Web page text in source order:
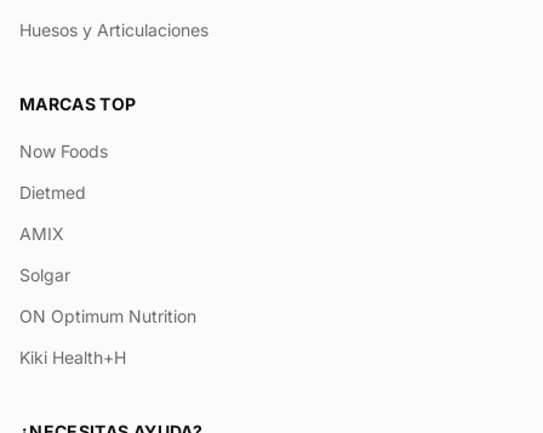
Huesos y Articulaciones
MARCAS TOP
Now Foods
Dietmed
AMIX
Solgar
ON Optimum Nutrition
Kiki Health+H